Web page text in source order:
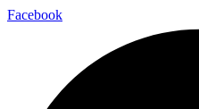
Facebook